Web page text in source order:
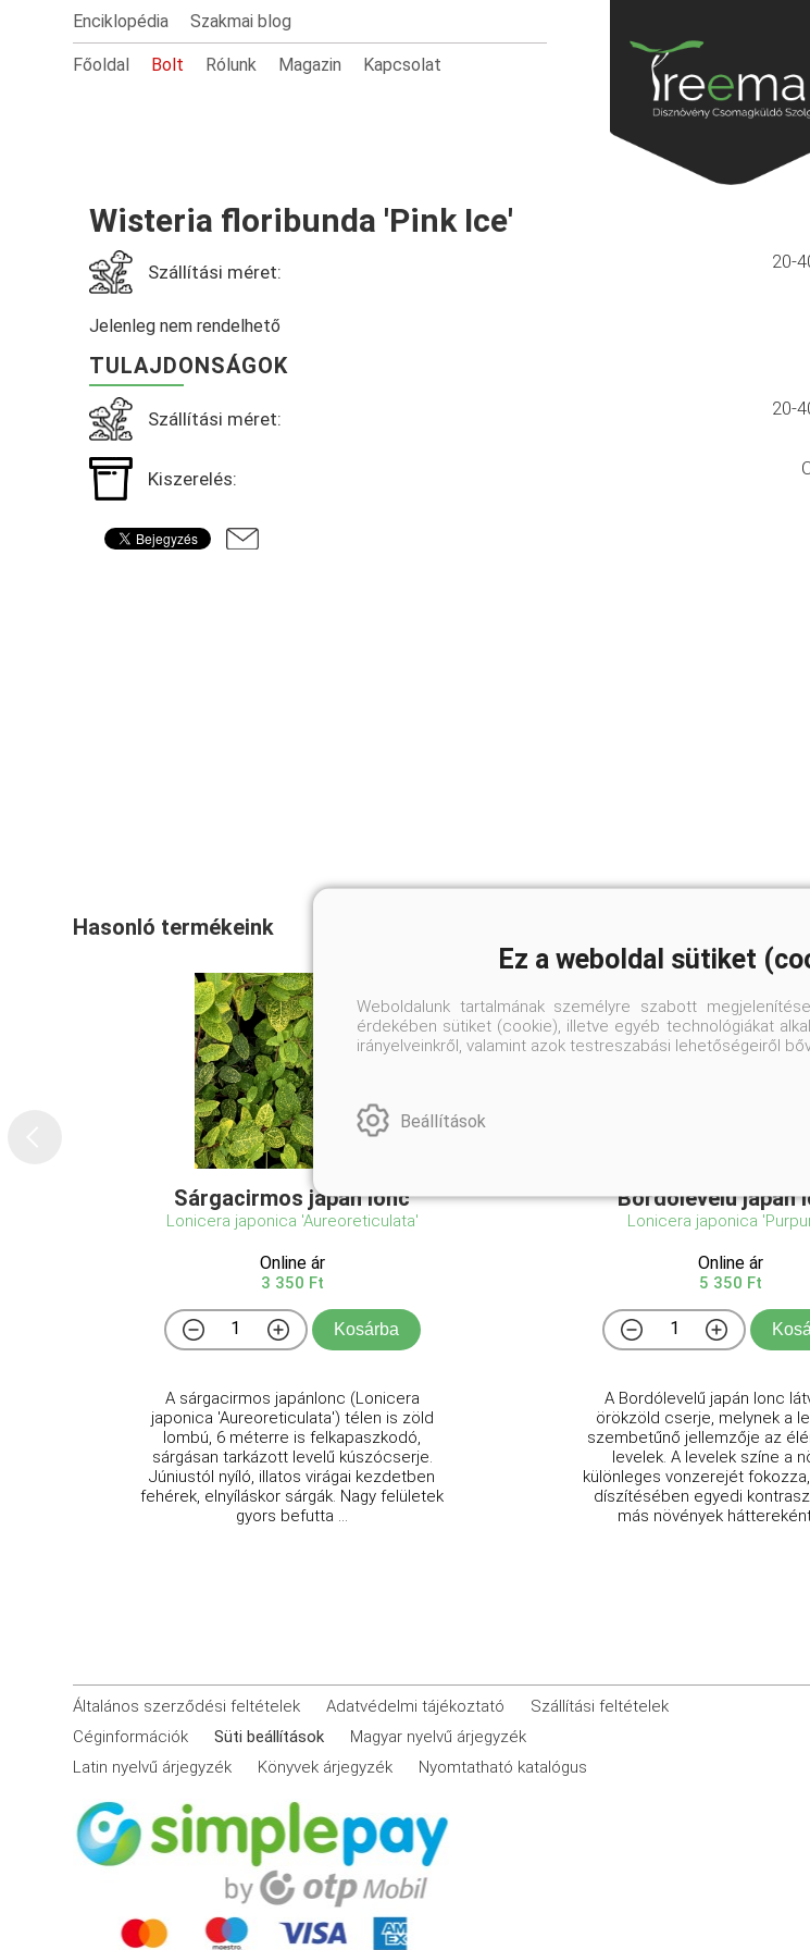
Enciklopédia Szakmai blog
Főoldal Bolt Rólunk Magazin Kapcsolat
Wisteria floribunda 'Pink Ice'
Szállítási méret: 20-
Jelenleg nem rendelhető
TULAJDONSÁGOK
Szállítási méret: 20-
Kiszerelés:
Hasonló termékeink
Sárgacirmos japán lonc
Lonicera japonica 'Aureoreticulata'
Online ár
3 350 Ft
Kosárba
A sárgacirmos japánlonc (Lonicera
japonica 'Aureoreticulata') télen is zöld
lombú, 6 méterre is felkapaszkodó,
sárgásan tarkázott levelű kúszócserje.
Júniustól nyíló, illatos virágai kezdetben
fehérek, elnyíláskor sárgák. Nagy felületek
gyors befutta ...
Bordólevelű japán
Lonicera japonica
Online ár
5 350 Ft
A Bordólevelű japán lonc
örökzöld cserje, melynek a
szembetűnő jellemzője az
levelek. A levelek színe a
különleges vonzerejét
díszítésében egyedi
más növények
Általános szerződési feltételek Adatvédelmi tájékoztató
Szállítási feltételek
Céginformációk
Süti beállítások
Magyar nyelvű árjegyzék
Latin nyelvű árjegyzék
Könyvek árjegyzék Nyomtatható katalógus
Ez a weboldal sütiket
Weboldalunk tartalmának személyre szabott
érdekében sütiket (cookie), illetve egyéb technológiákat
irányelveinkről, valamint azok testreszabási lehetőségeiről
Beállítások